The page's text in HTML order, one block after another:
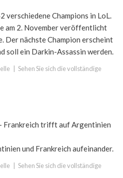
verschiedene Champions in LoL.
am 2. November veröffentlicht
Der nächste Champion erscheint
soll ein Darkin-Assassin werden.
Sehen Sie sich die vollständige
Frankreich trifft auf Argentinien
und Frankreich aufeinander.
Sehen Sie sich die vollständige